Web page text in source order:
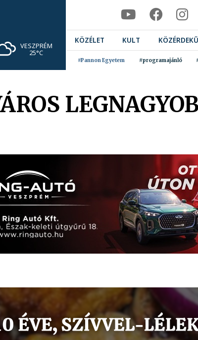
VESZPRÉM
25°C
KÖZÉLET KULT KÖZÉRDEKŰ
#Pannon Egyetem #programajánló